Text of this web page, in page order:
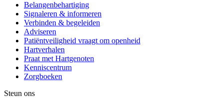
Belangenbehartiging
Signaleren & informeren
Verbinden & begeleiden
Adviseren
Patiëntveiligheid vraagt om openheid
Hartverhalen
Praat met Hartgenoten
Kenniscentrum
Zorgboeken
Steun ons